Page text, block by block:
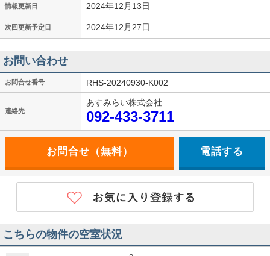
情報更新日 2024年12月13日
次回更新予定日 2024年12月27日
お問い合わせ
お問合せ番号 RHS-20240930-K002
連絡先
あすみらい株式会社
092-433-3711
電話する
こちらの物件の空室状況